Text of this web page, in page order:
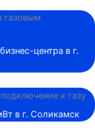
центра в г.
в г. Соликамск